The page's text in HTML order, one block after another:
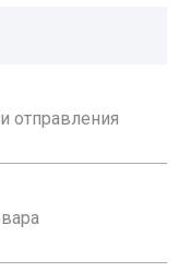
отправления